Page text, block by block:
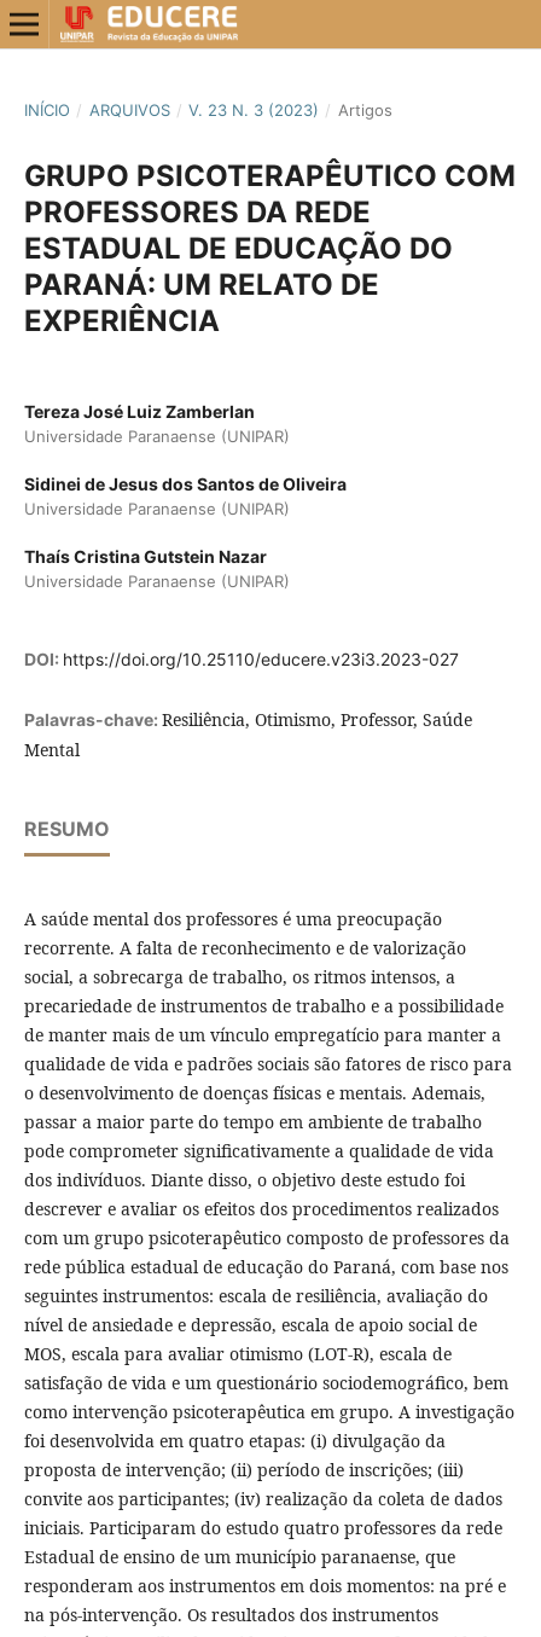
INÍCIO / ARQUIVOS / V. 23 N. 3 (2023) / Artigos
GRUPO PSICOTERAPÊUTICO COM
PROFESSORES DA REDE
ESTADUAL DE EDUCAÇÃO DO
PARANÁ: UM RELATO DE
EXPERIÊNCIA
Tereza José Luiz Zamberlan
Universidade Paranaense (UNIPAR)
Sidinei de Jesus dos Santos de Oliveira
Universidade Paranaense (UNIPAR)
Thaís Cristina Gutstein Nazar
Universidade Paranaense (UNIPAR)
DOI: https://doi.org/10.25110/educere.v23i3.2023-027
Palavras-chave: Resiliência, Otimismo, Professor, Saúde
Mental
RESUMO
A saúde mental dos professores é uma preocupação
recorrente. A falta de reconhecimento e de valorização
social, a sobrecarga de trabalho, os ritmos intensos, a
precariedade de instrumentos de trabalho e a possibilidade
de manter mais de um vínculo empregatício para manter a
qualidade de vida e padrões sociais são fatores de risco para
o desenvolvimento de doenças físicas e mentais. Ademais,
passar a maior parte do tempo em ambiente de trabalho
pode comprometer significativamente a qualidade de vida
dos indivíduos. Diante disso, o objetivo deste estudo foi
descrever e avaliar os efeitos dos procedimentos realizados
com um grupo psicoterapêutico composto de professores da
rede pública estadual de educação do Paraná, com base nos
seguintes instrumentos: escala de resiliência, avaliação do
nível de ansiedade e depressão, escala de apoio social de
MOS, escala para avaliar otimismo (LOT-R), escala de
satisfação de vida e um questionário sociodemográfico, bem
como intervenção psicoterapêutica em grupo. A investigação
foi desenvolvida em quatro etapas: (i) divulgação da
proposta de intervenção; (ii) período de inscrições; (iii)
convite aos participantes; (iv) realização da coleta de dados
iniciais. Participaram do estudo quatro professores da rede
Estadual de ensino de um município paranaense, que
responderam aos instrumentos em dois momentos: na pré e
na pós-intervenção. Os resultados dos instrumentos